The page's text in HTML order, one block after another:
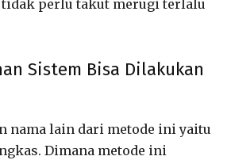
tidak perlu takut merugi terlalu
Sistem Bisa Dilakukan
nama lain dari metode ini yaitu
Dimana metode ini